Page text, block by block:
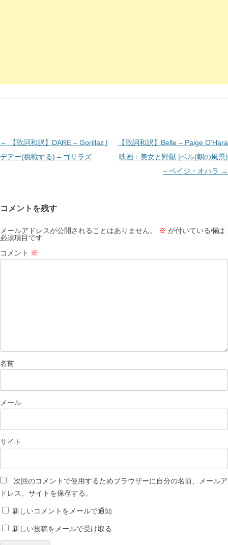
投
稿
ー
シ
ョ
ン
←
【歌詞和訳】DARE – Gorillaz |
デアー(挑戦する) – ゴリラズ
【歌詞和訳】Belle – Paige O’Hara
映画：美女と野獣 |ベル(朝の風景)
– ペイジ・オハラ →
コメントを残す
メールアドレスが公開されることはありません。 ※ が付いている欄は
必須項目です
コメント ※
名前
メール
サイト
次回のコメントで使用するためブラウザーに自分の名前、メールア
ドレス、サイトを保存する。
新しいコメントをメールで通知
新しい投稿をメールで受け取る